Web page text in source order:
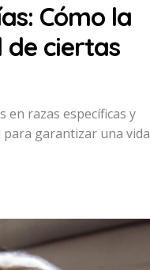
Cómo la
de ciertas
en razas específicas y
garantizar una vida